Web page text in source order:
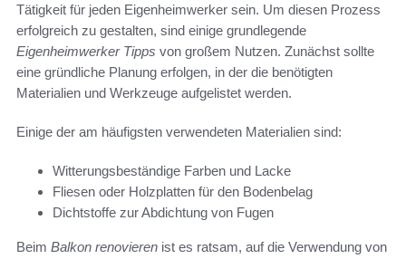
Tätigkeit für jeden Eigenheimwerker sein. Um diesen Prozess
erfolgreich zu gestalten, sind einige grundlegende
Eigenheimwerker Tipps von großem Nutzen. Zunächst sollte
eine gründliche Planung erfolgen, in der die benötigten
Materialien und Werkzeuge aufgelistet werden.
Einige der am häufigsten verwendeten Materialien sind:
Witterungsbeständige Farben und Lacke
Fliesen oder Holzplatten für den Bodenbelag
Dichtstoffe zur Abdichtung von Fugen
Beim Balkon renovieren ist es ratsam, auf die Verwendung von